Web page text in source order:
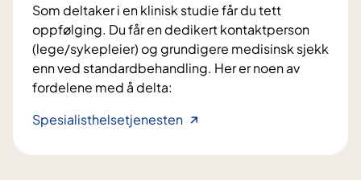
Som deltaker i en klinisk studie får du tett
oppfølging. Du får en dedikert kontaktperson
(lege/sykepleier) og grundigere medisinsk sjekk
enn ved standardbehandling. Her er noen av
fordelene med å delta:
SpesialisthelsetjenestenS
i